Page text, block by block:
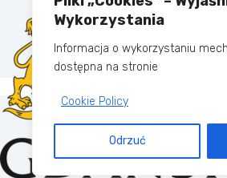
Wykorzystania
Informacja o wykorzystaniu
dostępna na stronie
Cookie Policy
Odrzuć